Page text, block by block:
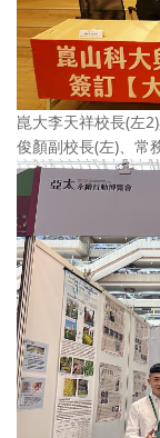
崑大李天祥校長(左
俊顏副校長(左)、常